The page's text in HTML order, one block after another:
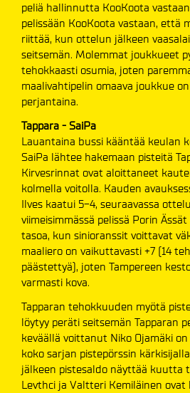
peliä hallinnutta KooKoota
pelissään KooKoota vastaan, että
riittää, kun ottelun jälkeen
seitsemän. Molemmat joukkueet
tehokkaasti osumia, joten
maalivahtipelin omaava joukkue
perjantaina.
Tappara - SaiPa
Lauantaina bussi kääntää keulan
SaiPa lähtee hakemaan pisteitä
Kirvesrinnat ovat aloittaneet
kolmella voitolla. Kauden
Ilves kaatui 5-4, seuraavassa
viimeisimmässä pelissä Porin
tasoa, kun sinioranssit voittavat
maaliero on vaikuttavasti +7 (14
päästettyä), joten Tampereen
varmasti kova.
Tapparan tehokkuuden myötä
löytyy peräti seitsemän Tapparan
keväällä voittanut Niko Ojamäki
koko sarjan pistepörssin
jälkeen pistesaldo näyttää kuutta
Levthci ja Valtteri Kemiläinen ovat